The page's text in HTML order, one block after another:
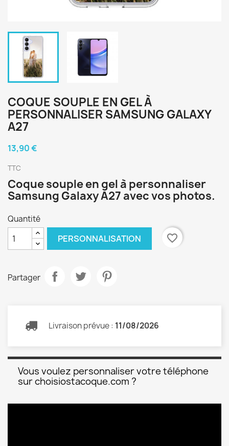
COQUE SOUPLE EN GEL À
PERSONNALISER SAMSUNG GALAXY
A27
13,90 €
TTC
Coque souple en gel à personnaliser
Samsung Galaxy A27 avec vos photos.
Quantité
PERSONNALISATION favorite_border
Partager
Livraison prévue : 11/08/2026
Vous voulez personnaliser votre téléphone
sur choisiostacoque.com ?